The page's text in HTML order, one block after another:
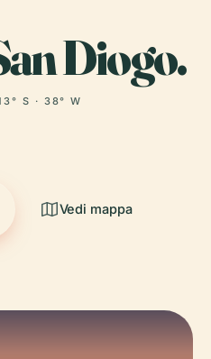
Diogo.
S · 38° W
Vedi mappa